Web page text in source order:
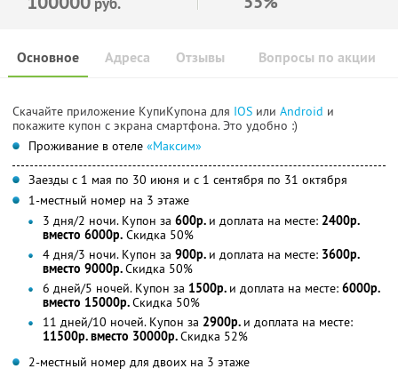
Основное Отзывы Вопросы по акции
Адреса
Скачайте приложение КупиКупона для IOS или Android и
покажите купон с экрана смартфона. Это удобно :)
Проживание в отеле «Максим»
Заезды с 1 мая по 30 июня и с 1 сентября по 31 октября
1-местный номер на 3 этаже
3 дня/2 ночи. Купон за 600р. и доплата на месте: 2400р.
вместо 6000р. Скидка 50%
4 дня/3 ночи. Купон за 900р. и доплата на месте: 3600р.
вместо 9000р.Скидка 50%
6 дней/5 ночей. Купон за 1500р. и доплата на месте: 6000р.
вместо 15000р.Скидка 50%
11 дней/10 ночей. Купон за 2900р. и доплата на месте:
11500р. вместо 30000р.Скидка 52%
2-местный номер для двоих на 3 этаже